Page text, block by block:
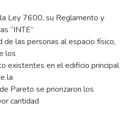
Ley 7600, su Reglamento y
“INTE”
de las personas al espacio físico,
los
existentes en el edificio principal
la
Pareto se priorizaron los
cantidad